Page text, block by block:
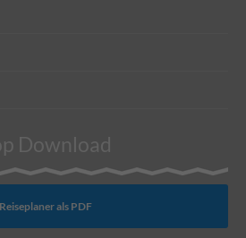
Download
Reiseplaner als PDF